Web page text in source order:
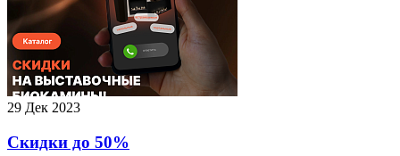
29 Дек 2023
Скидки до 50%